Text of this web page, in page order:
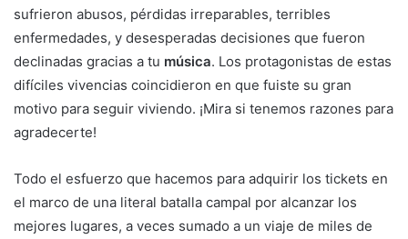
sufrieron abusos, pérdidas irreparables, terribles
enfermedades, y desesperadas decisiones que fueron
declinadas gracias a tu música. Los protagonistas de estas
difíciles vivencias coincidieron en que fuiste su gran
motivo para seguir viviendo. ¡Mira si tenemos razones para
agradecerte!
Todo el esfuerzo que hacemos para adquirir los tickets en
el marco de una literal batalla campal por alcanzar los
mejores lugares, a veces sumado a un viaje de miles de